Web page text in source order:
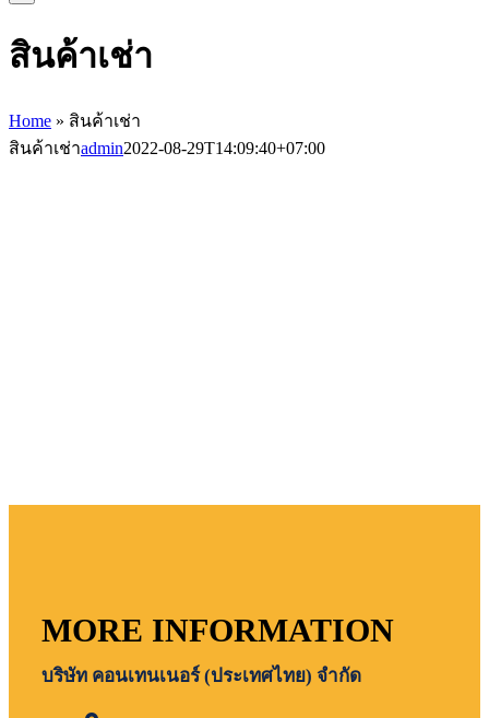
สินค้าเช่า
Home » สินค้าเช่า
สินค้าเช่าadmin2022-08-29T14:09:40+07:00
MORE INFORMATION
บริษัท คอนเทนเนอร์ (ประเทศไทย) จำกัด